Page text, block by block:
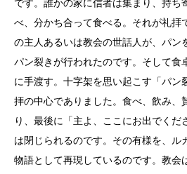
です。誰かの家に信者は集まり、持ち
べ、分かち合って食べる。それが礼拝
の主人あるいは教会の世話人が、パン
パン裂きが行われたのです。そして食
に手渡す。十字架を思い起こす「パン
拝の中心でありました。食べ、飲み、
り、最後に「主よ、ここにお出でくだ
は閉じられるのです。その有様を、ル
物語として再現しているのです。教会